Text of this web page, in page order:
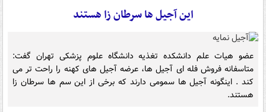
این آجیل ها سرطان زا هستند
عضو هیات علم دانشکده تغذیه دانشگاه علوم پزشکی تهران گفت:
متاسفانه فروش فله ای آجیل ها، عرضه آجیل های کهنه را راحت تر می
کند . اینگونه آجیل ها سمومی دارند که برخی از این سم ها سرطان زا
هستند.